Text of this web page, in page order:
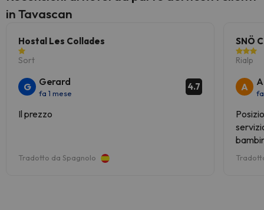
in Tavascan
Hostal Les Collades
Sort
G Gerard
fa 1 mese
4.7
Il prezzo
Tradotto da Spagnolo
SNÖ
Rialp
A
senza